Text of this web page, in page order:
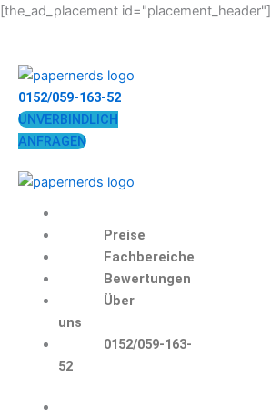
[the_ad_placement id="placement_header"]
Zum
0152/059-163-52
UNVERBINDLICH
ANFRAGEN
Preise
Fachbereiche
Bewertungen
Über
uns
0152/059-163-
52